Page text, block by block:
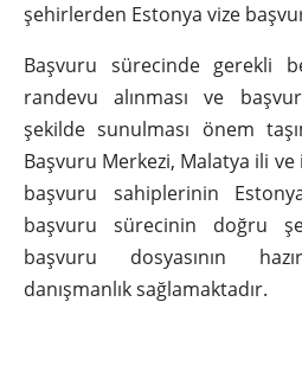
şehirlerden Estonya vize
Başvuru sürecinde gerekli
randevu alınması ve
şekilde sunulması önem
Başvuru Merkezi, Malatya ili
başvuru sahiplerinin
başvuru sürecinin doğru
başvuru dosyasının
danışmanlık sağlamaktadır.